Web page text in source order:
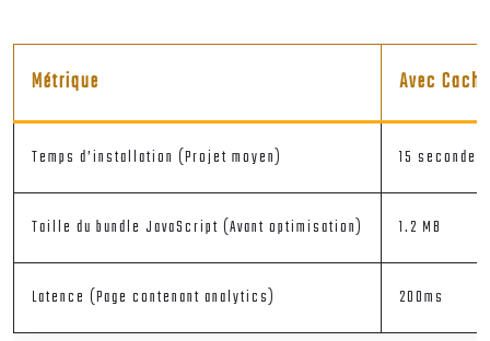
Métrique Avec Cache
Temps d’installation (Projet moyen) 15 secondes
Taille du bundle JavaScript (Avant optimisation) 1.2 MB
Latence (Page contenant analytics) 200ms